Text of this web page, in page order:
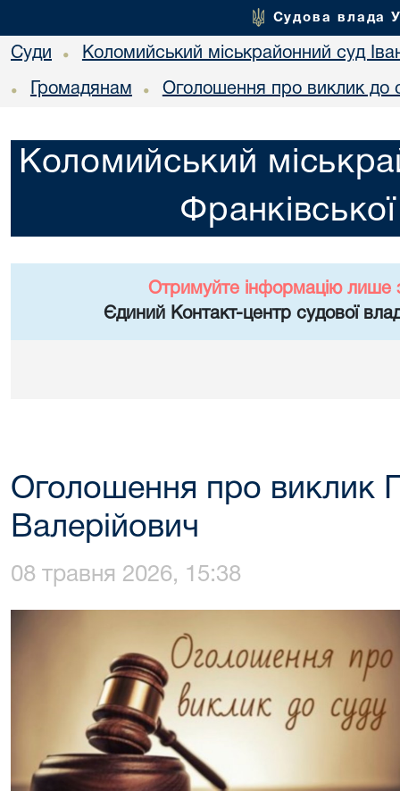
Судова влада
Суди • Коломийський міськрайонний суд
• Громадянам • Оголошення про виклик до
Коломийський
Отримуйте інформацію лише
Єдиний Контакт-центр судової
Оголошення про виклик
Валерійович
08 травня 2026, 15:38